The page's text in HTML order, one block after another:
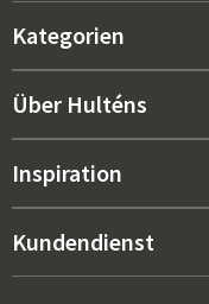
Kategorien
Neu bei uns
Innenausstattung
Über Hulténs
Über Hulténs
Verkaufsabteilung
Inspiration
Bestseller
Gartenmöbel-Trends
Kundendienst